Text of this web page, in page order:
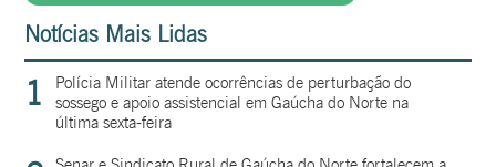
Notícias Mais Lidas
1
Polícia Militar atende ocorrências de perturbação do
sossego e apoio assistencial em Gaúcha do Norte na
última sexta-feira